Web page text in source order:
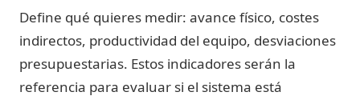
Define qué quieres medir: avance físico, costes
indirectos, productividad del equipo, desviaciones
presupuestarias. Estos indicadores serán la
referencia para evaluar si el sistema está